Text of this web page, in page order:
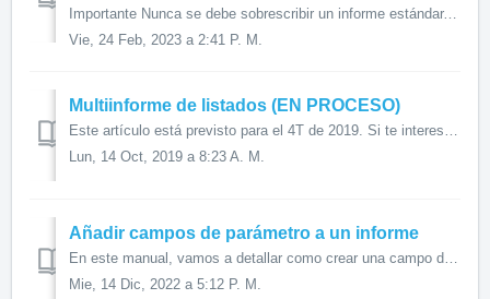
Importante Nunca se debe sobrescribir un informe estándar, ya que en el momento de una actualización de versión o aplicando un hotfix se sobrescribirán por...
Vie, 24 Feb, 2023 a 2:41 P. M.
Multiinforme de listados (EN PROCESO)
Este artículo está previsto para el 4T de 2019. Si te interesa no dudes en hacérnoslo dándole al "like". Los artículos en proceso con más likes s...
Lun, 14 Oct, 2019 a 8:23 A. M.
Añadir campos de parámetro a un informe
En este manual, vamos a detallar como crear una campo de tipo parámetro en un informe de crystal reports para que al lanzar el informe se pida por pantalla...
Mie, 14 Dic, 2022 a 5:12 P. M.